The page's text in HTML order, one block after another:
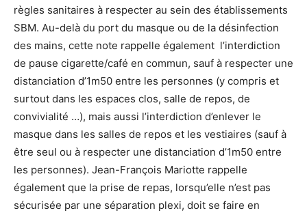
règles sanitaires à respecter au sein des établissements
SBM. Au-delà du port du masque ou de la désinfection
des mains, cette note rappelle également l’interdiction
de pause cigarette/café en commun, sauf à respecter une
distanciation d’1m50 entre les personnes (y compris et
surtout dans les espaces clos, salle de repos, de
convivialité …), mais aussi l’interdiction d’enlever le
masque dans les salles de repos et les vestiaires (sauf à
être seul ou à respecter une distanciation d’1m50 entre
les personnes). Jean-François Mariotte rappelle
également que la prise de repas, lorsqu’elle n’est pas
sécurisée par une séparation plexi, doit se faire en